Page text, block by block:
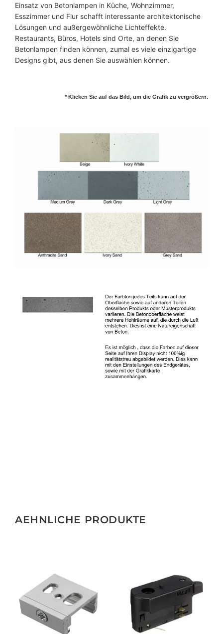
Einsatz von Betonlampen in Küche, Wohnzimmer,
Esszimmer und Flur schafft interessante architektonische
Lösungen und außergewöhnliche Lichteffekte.
Restaurants, Büros, Hotels sind Orte, an denen Sie
Betonlampen finden können, zumal es viele einzigartige
Designs gibt, aus denen Sie auswählen können.
* Klicken Sie auf das Bild, um die Grafik zu vergrößern.
AEHNLICHE PRODUKTE